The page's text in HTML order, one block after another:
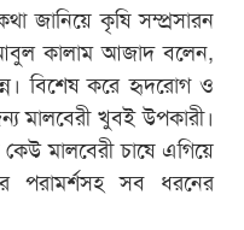
জানিয়ে কৃষি সম্প্রসারন
কালাম আজাদ বলেন,
বিশেষ করে হৃদরোগ ও
মালবেরী খুবই উপকারী।
মালবেরী চাষে এগিয়ে
সব ধরনের